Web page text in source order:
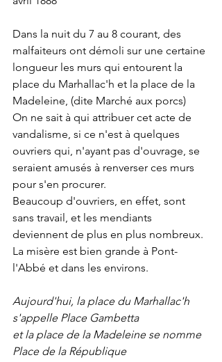
Dans la nuit du 7 au 8 courant, des
malfaiteurs ont démoli sur une certaine
longueur les murs qui entourent la
place du Marhallac'h et la place de la
Madeleine, (dite Marché aux porcs)
On ne sait à qui attribuer cet acte de
vandalisme, si ce n'est à quelques
ouvriers qui, n'ayant pas d'ouvrage, se
seraient amusés à renverser ces murs
pour s'en procurer.
Beaucoup d'ouvriers, en effet, sont
sans travail, et les mendiants
deviennent de plus en plus nombreux.
La misère est bien grande à Pont-
l'Abbé et dans les environs.
Aujourd'hui, la place du Marhallac'h
s'appelle Place Gambetta
et la place de la Madeleine se nomme
Place de la République